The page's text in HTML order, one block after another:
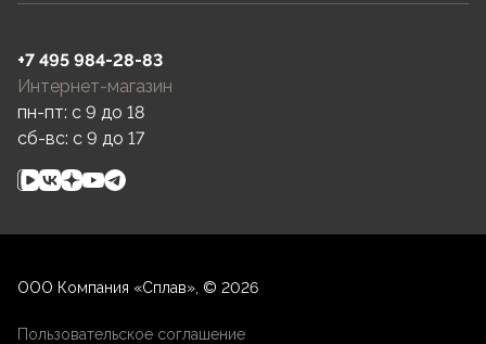
+7 495 984-28-83
Интернет-магазин
пн-пт: c 9 до 18
сб-вс: c 9 до 17
ООО Компания «Сплав», © 2026
Пользовательское соглашение